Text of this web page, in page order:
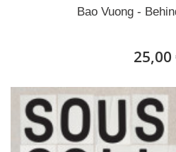
Bao Vuong -
25,00